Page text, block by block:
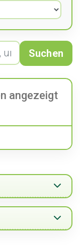
Suchen
angezeigt